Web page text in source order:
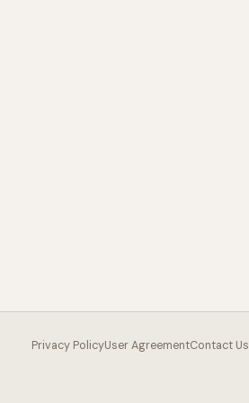
Privacy PolicyUser AgreementContact Us